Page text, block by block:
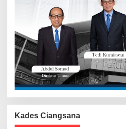
Kades Ciangsana